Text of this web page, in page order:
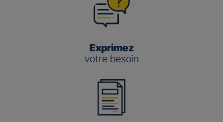
Exprimez
votre besoin